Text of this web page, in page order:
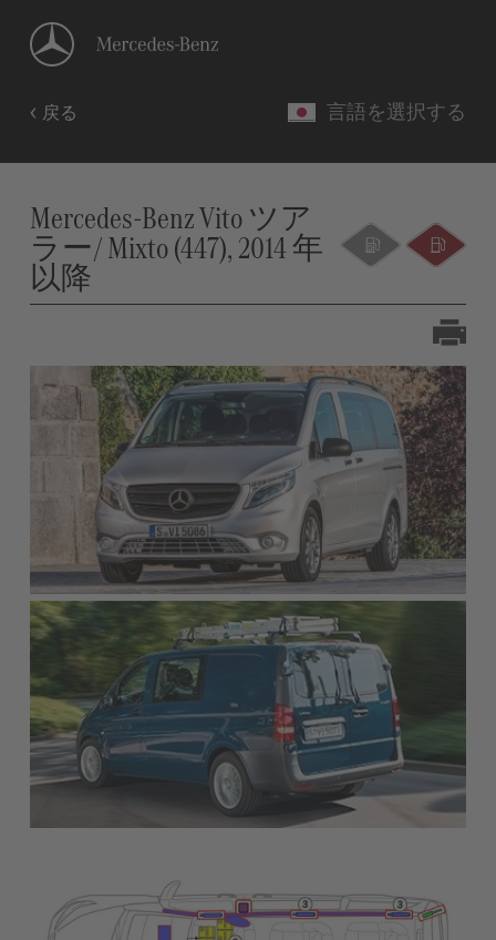
戻る 言語を選択する
Mercedes-Benz Vito ツア
ラー/ Mixto (447), 2014 年
以降